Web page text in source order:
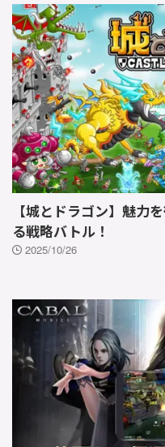
【城とドラゴン】魅力
る戦略バトル！
2025/10/26